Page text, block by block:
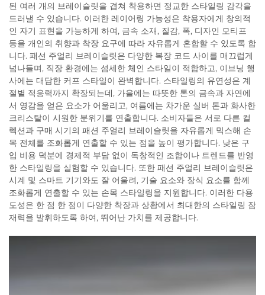
된 여러 개의 브레이슬릿을 겹쳐 착용하면 정교한 스타일링 감각을
드러낼 수 있습니다. 이러한 레이어링 가능성은 착용자에게 창의적
인 자기 표현을 가능하게 하여, 금속 소재, 질감, 폭, 디자인 모티프
등을 개인의 취향과 착장 요구에 따라 자유롭게 혼합할 수 있도록 합
니다. 패션 주얼리 브레이슬릿은 다양한 복장 코드 사이를 매끄럽게
넘나들며, 직장 환경에는 섬세한 체인 스타일이 적합하고, 이브닝 행
사에는 대담한 커프 스타일이 완벽합니다. 스타일링의 유연성은 계
절별 적응력까지 확장되는데, 가을에는 따뜻한 톤의 금속과 자연에
서 영감을 얻은 요소가 어울리고, 여름에는 차가운 실버 톤과 화사한
크리스탈이 시원한 분위기를 연출합니다. 소비자들은 서로 다른 컬
렉션과 구매 시기의 패션 주얼리 브레이슬릿을 자유롭게 믹스해 손
목 전체를 조화롭게 연출할 수 있는 점을 높이 평가합니다. 낮은 구
입 비용 덕분에 경제적 부담 없이 독창적인 조합이나 트렌드를 반영
한 스타일링을 실험할 수 있습니다. 또한 패션 주얼리 브레이슬릿은
시계 및 스마트 기기와도 잘 어울려, 기술 요소와 장식 요소를 함께
조화롭게 연출할 수 있는 손목 스타일링을 지원합니다. 이러한 다용
도성은 한 점 한 점이 다양한 착장과 상황에서 최대한의 스타일링 잠
재력을 발휘하도록 하여, 뛰어난 가치를 제공합니다.